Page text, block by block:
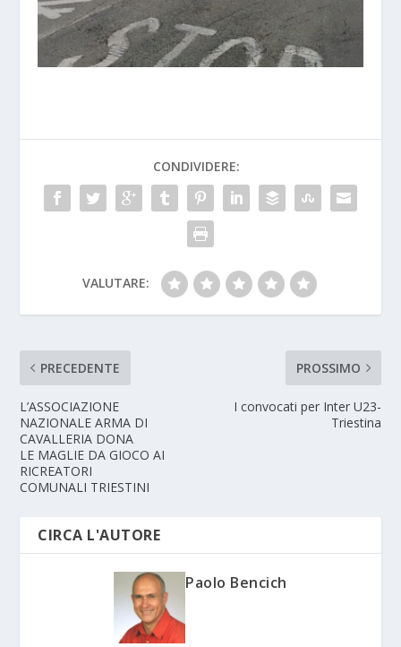
CONDIVIDERE:
VALUTARE:
PRECEDENTE
L’ASSOCIAZIONE
NAZIONALE ARMA DI
CAVALLERIA DONA
LE MAGLIE DA GIOCO AI
RICREATORI
COMUNALI TRIESTINI
PROSSIMO
I convocati per Inter U23-
Triestina
CIRCA L'AUTORE
Paolo Bencich